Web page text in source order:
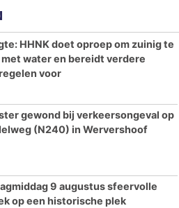
HHNK doet oproep om zuinig te
water en bereidt verdere
voor
gewond bij verkeersongeval op
(N240) in Wervershoof
9 augustus sfeervolle
op een historische plek